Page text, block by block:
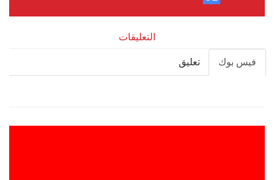
التعليقات
فيس بوك تعليق